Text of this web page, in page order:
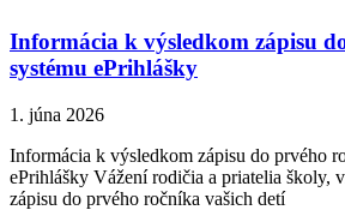
Informácia k výsledkom zápisu
systému ePrihlášky
1. júna 2026
Informácia k výsledkom zápisu do prvého
ePrihlášky Vážení rodičia a priatelia školy,
zápisu do prvého ročníka vašich detí